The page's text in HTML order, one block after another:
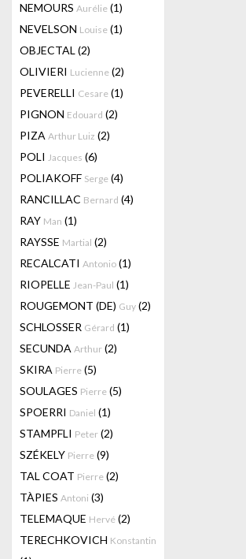
NEMOURS Aurélie (1)
NEVELSON Louise (1)
OBJECTAL (2)
OLIVIERI Lucienne (2)
PEVERELLI Cesare (1)
PIGNON Edouard (2)
PIZA Arthur Luiz (2)
POLI Jacques (6)
POLIAKOFF Serge (4)
RANCILLAC Bernard (4)
RAY Man (1)
RAYSSE Martial (2)
RECALCATI Antonio (1)
RIOPELLE Jean-Paul (1)
ROUGEMONT (DE) Guy (2)
SCHLOSSER Gérard (1)
SECUNDA Arthur (2)
SKIRA Pierre (5)
SOULAGES Pierre (5)
SPOERRI Daniel (1)
STAMPFLI Peter (2)
SZÉKELY Pierre (9)
TAL COAT Pierre (2)
TÀPIES Antoni (3)
TELEMAQUE Hervé (2)
TERECHKOVICH Konstantin